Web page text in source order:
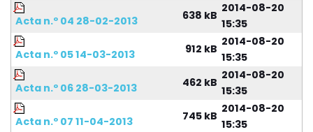
Acta n.º 04 28-02-2013 638 kB
2014-08-20
15:35
Acta n.º 05 14-03-2013 912 kB
2014-08-20
15:35
Acta n.º 06 28-03-2013 462 kB
2014-08-20
15:35
Acta n.º 07 11-04-2013 745 kB
2014-08-20
15:35